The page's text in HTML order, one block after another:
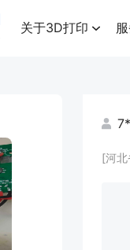
关于3D打印
[河